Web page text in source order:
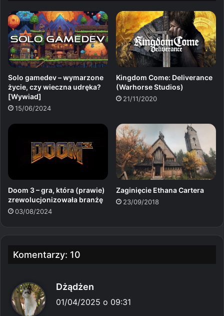
Solo gamedev – wymarzone
życie, czy wieczna udręka?
[Wywiad]
15/06/2024
Kingdom Come: Deliverance
(Warhorse Studios)
21/11/2020
Doom 3 – gra, która (prawie)
zrewolucjonizowała branżę
03/08/2024
Zaginięcie Ethana Cartera
23/09/2018
Komentarzy: 10
Dżądżen
i
01/04/2025 o 09:31